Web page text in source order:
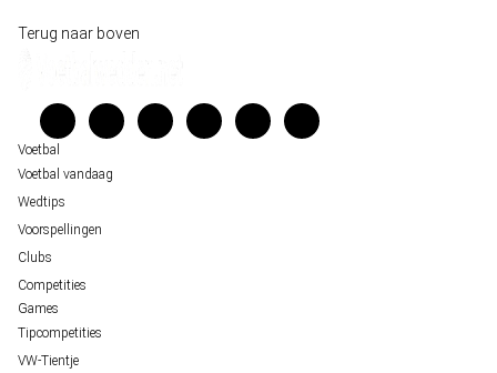
Belfast decor voor de loting van EK 2028 kwalificatie
Wedgidsen
Verantwoord wedden
Over ons
Terug naar boven
Voetbal
Voetbal vandaag
Wedtips
Voorspellingen
Clubs
Competities
Games
Tipcompetities
VW-Tientje